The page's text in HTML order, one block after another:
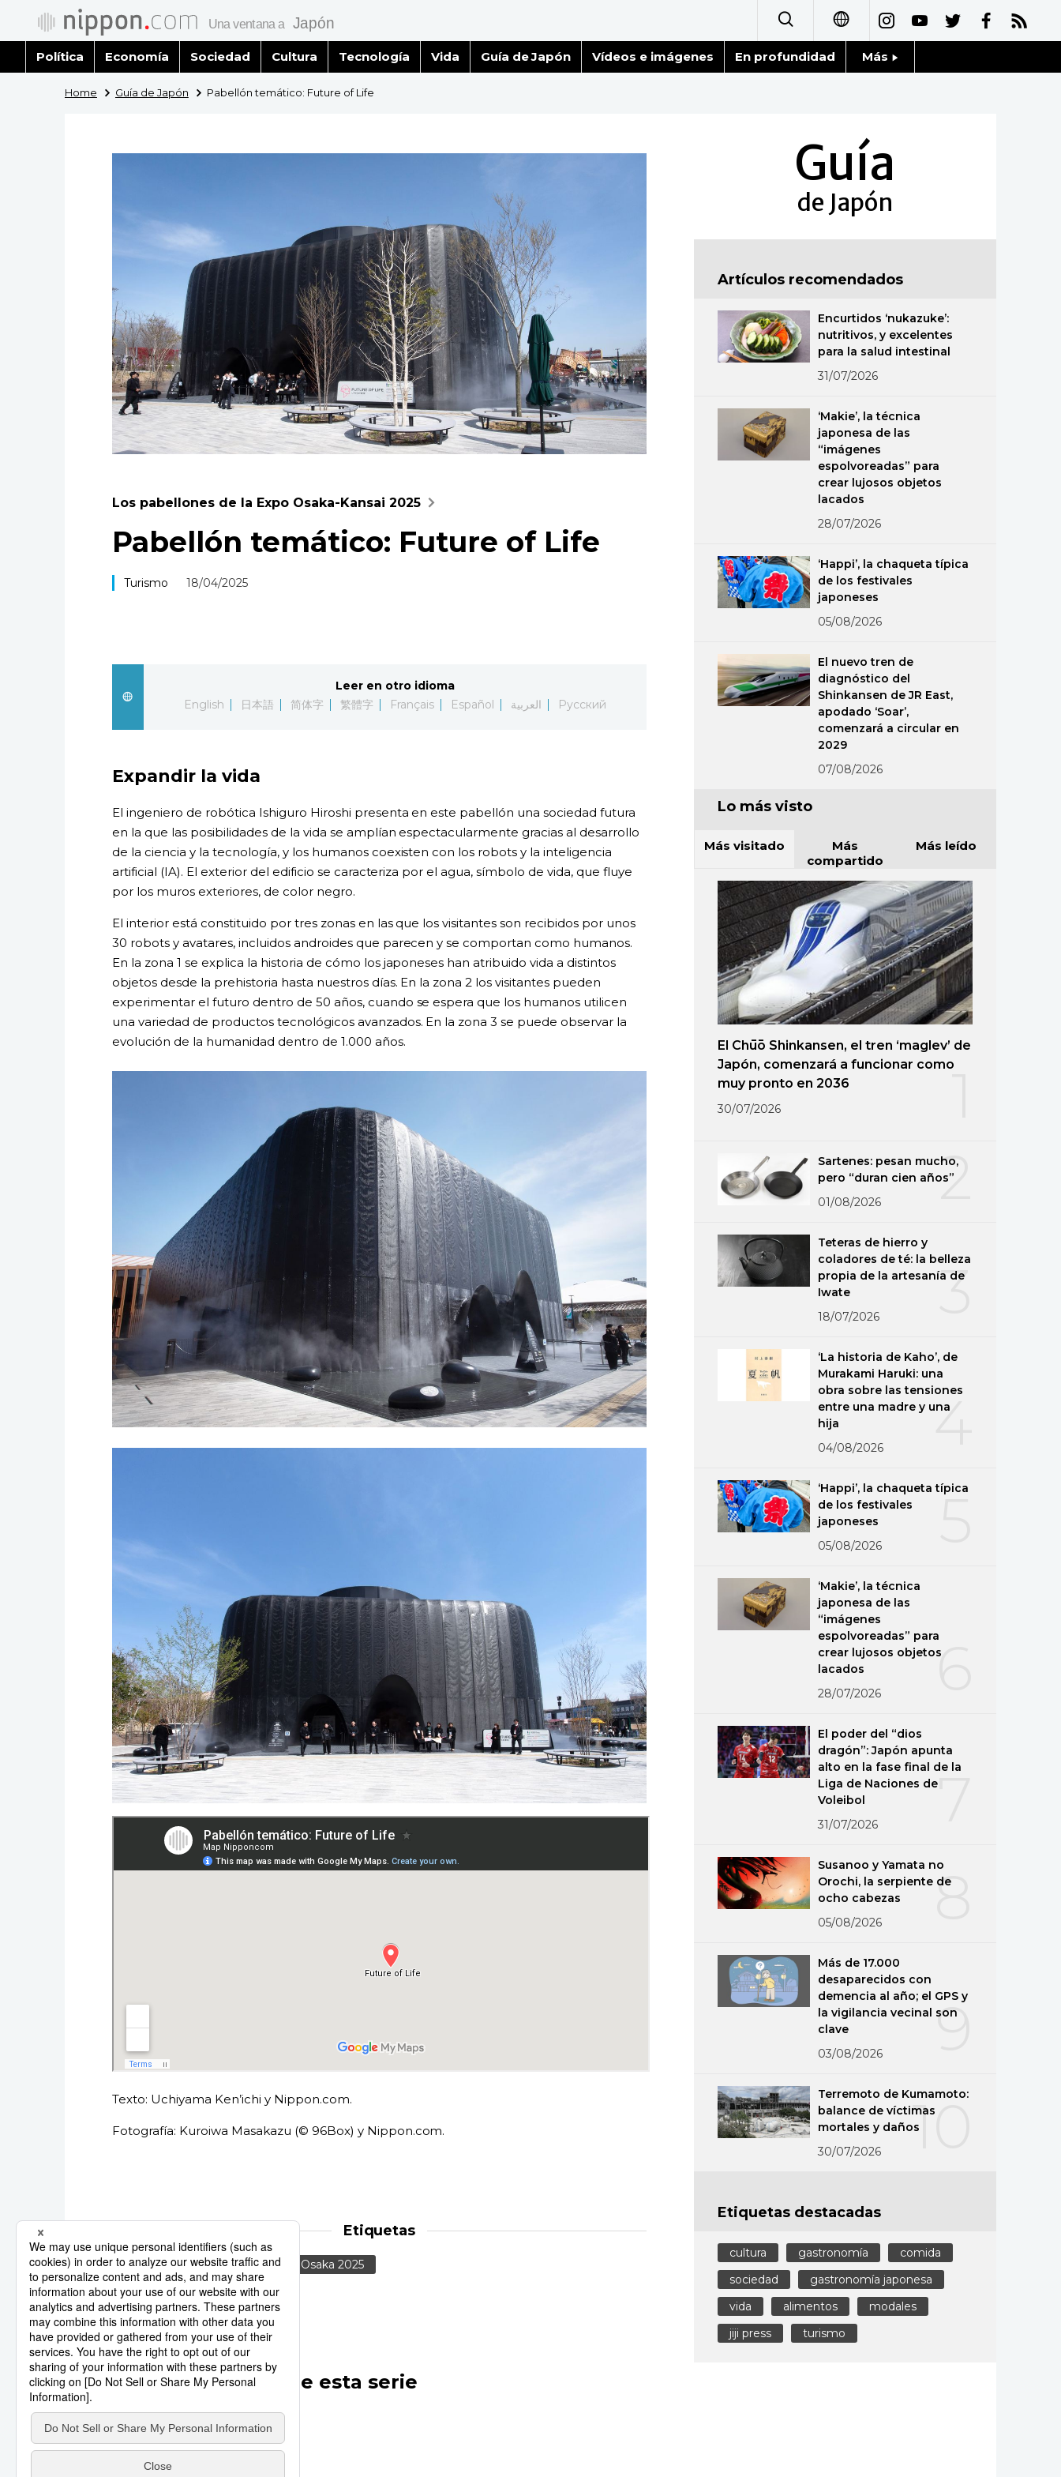
日本語
简体字
繁體字
Français
Política Economía Sociedad Cultura Tecnología Vida Guía de Japón Vídeos e imágenes En profundidad Más
Fragmentos de Japón
Gente
Avisos
Home Guía de Japón Pabellón temático: Future of Life
Los pabellones de la Expo Osaka-Kansai 2025
Pabellón temático: Future of Life
Turismo 18/04/2025
Leer en otro idioma
English
日本語 简体字 繁體字 Français Español العربية Русский
Expandir la vida
El ingeniero de robótica Ishiguro Hiroshi presenta en este pabellón una sociedad futura
en la que las posibilidades de la vida se amplían espectacularmente gracias al desarrollo
de la ciencia y la tecnología, y los humanos coexisten con los robots y la inteligencia
artificial (IA). El exterior del edificio se caracteriza por el agua, símbolo de vida, que fluye
por los muros exteriores, de color negro.
El interior está constituido por tres zonas en las que los visitantes son recibidos por unos
30 robots y avatares, incluidos androides que parecen y se comportan como humanos.
En la zona 1 se explica la historia de cómo los japoneses han atribuido vida a distintos
objetos desde la prehistoria hasta nuestros días. En la zona 2 los visitantes pueden
experimentar el futuro dentro de 50 años, cuando se espera que los humanos utilicen
una variedad de productos tecnológicos avanzados. En la zona 3 se puede observar la
evolución de la humanidad dentro de 1.000 años.
Texto: Uchiyama Ken’ichi y Nippon.com.
Fotografía: Kuroiwa Masakazu (© 96Box) y Nippon.com.
Etiquetas
Robots humanoides Expo Osaka 2025
Otros artículos de esta serie
Guía
de Japón
Artículos recomendados
Encurtidos ‘nukazuke’:
nutritivos, y excelentes
para la salud intestinal
31/07/2026
‘Makie’, la técnica
japonesa de las
“imágenes
espolvoreadas” para
crear lujosos objetos
lacados
28/07/2026
‘Happi’, la chaqueta típica
de los festivales
japoneses
05/08/2026
El nuevo tren de
diagnóstico del
Shinkansen de JR East,
apodado ‘Soar’,
comenzará a circular en
2029
07/08/2026
Lo más visto
Más visitado
Más
compartido
Más leído
El Chūō Shinkansen, el tren ‘maglev’ de
Japón, comenzará a funcionar como
muy pronto en 2036
30/07/2026
2
Sartenes: pesan mucho,
pero “duran cien años”
01/08/2026
3
Teteras de hierro y
coladores de té: la belleza
propia de la artesanía de
Iwate
18/07/2026
4
‘La historia de Kaho’, de
Murakami Haruki: una
obra sobre las tensiones
entre una madre y una
hija
04/08/2026
5
‘Happi’, la chaqueta típica
de los festivales
japoneses
05/08/2026
6
‘Makie’, la técnica
japonesa de las
“imágenes
espolvoreadas” para
crear lujosos objetos
lacados
28/07/2026
7
El poder del “dios
dragón”: Japón apunta
alto en la fase final de la
Liga de Naciones de
Voleibol
31/07/2026
8
Susanoo y Yamata no
Orochi, la serpiente de
ocho cabezas
05/08/2026
9
Más de 17.000
desaparecidos con
demencia al año; el GPS y
la vigilancia vecinal son
clave
03/08/2026
10
Terremoto de Kumamoto:
balance de víctimas
mortales y daños
30/07/2026
Etiquetas destacadas
cultura gastronomía
comida
sociedad
gastronomía japonesa
vida
alimentos
modales
jiji press
turismo